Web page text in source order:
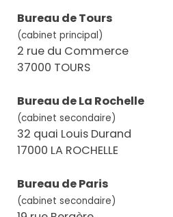
Bureau de Tours
(cabinet principal)
2 rue du Commerce
37000 TOURS
Bureau de La Rochelle
(cabinet secondaire)
32 quai Louis Durand
17000 LA ROCHELLE
Bureau de Paris
(cabinet secondaire)